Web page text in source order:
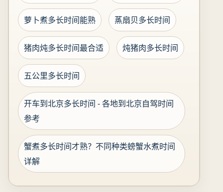
萝卜煮多长时间能熟 蒸扇贝多长时间
猪肉炖多长时间最合适 炖猪肉多长时间
五公里多长时间
开车到北京多长时间 - 各地到北京自驾时间
参考
蟹煮多长时间才熟？不同种类螃蟹水煮时间
详解